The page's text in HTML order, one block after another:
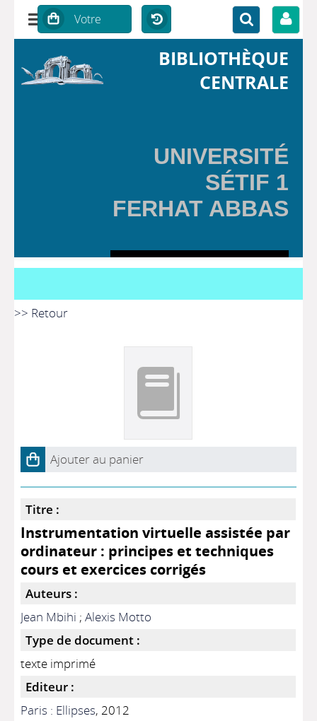
BIBLIOTHÈQUE
CENTRALE
UNIVERSITÉ
SÉTIF 1
FERHAT ABBAS
>> Retour
Ajouter au panier
Titre :
Instrumentation virtuelle assistée par
ordinateur : principes et techniques
cours et exercices corrigés
Auteurs :
Jean Mbihi ;Alexis Motto
Type de document :
texte imprimé
Editeur :
Paris : Ellipses, 2012